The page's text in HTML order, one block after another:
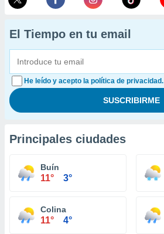
El Tiempo en tu email
He leído y acepto la política de privacidad.
Principales ciudades
Buín
11° 3°
Colina
11° 4°